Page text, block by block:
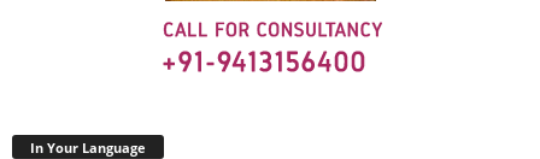
In Your Language